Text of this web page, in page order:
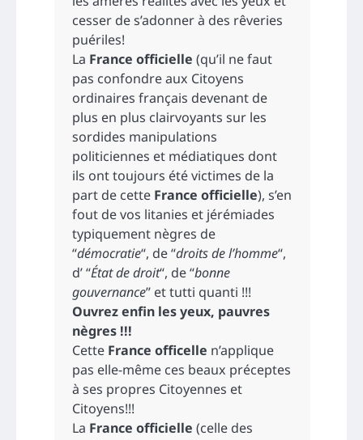
cesser de s’adonner à des rêveries
puériles!
La France officielle (qu’il ne faut
pas confondre aux Citoyens
ordinaires français devenant de
plus en plus clairvoyants sur les
sordides manipulations
politiciennes et médiatiques dont
ils ont toujours été victimes de la
part de cette France officielle), s’en
fout de vos litanies et jérémiades
typiquement nègres de
“démocratie“, de “droits de l’homme“,
d’ “État de droit“, de “bonne
gouvernance” et tutti quanti !!!
Ouvrez enfin les yeux, pauvres
nègres !!!
Cette France officelle n’applique
pas elle-même ces beaux préceptes
à ses propres Citoyennes et
Citoyens!!!
La France officielle (celle des